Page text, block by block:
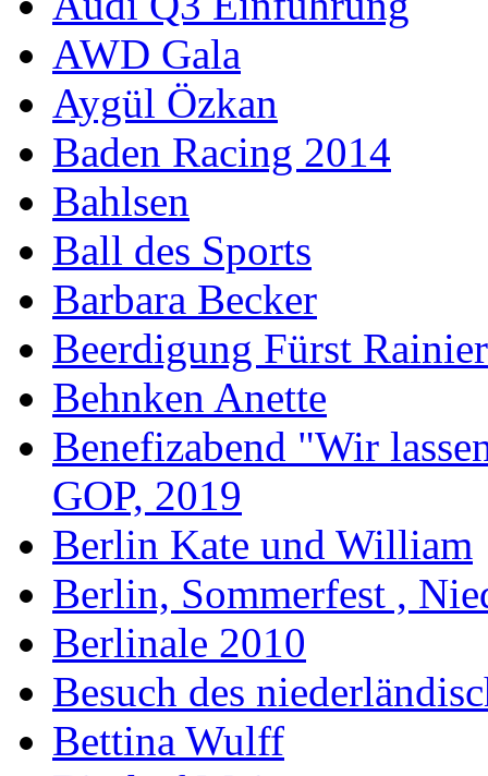
AWD Gala
Aygül Özkan
Baden Racing 2014
Bahlsen
Ball des Sports
Barbara Becker
Beerdigung Fürst Rainier
Behnken Anette
Benefizabend "Wir
GOP, 2019
Berlin Kate und William
Berlin, Sommerfest ,
Berlinale 2010
Besuch des
Bettina Wulff